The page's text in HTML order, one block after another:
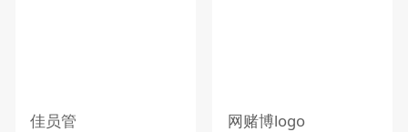
佳员管 网赌博logo